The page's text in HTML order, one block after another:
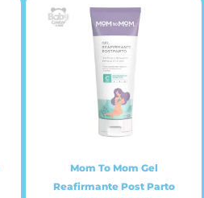
Mom To Mom Gel
Reafirmante Post Parto